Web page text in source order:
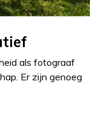
als fotograaf
Er zijn genoeg